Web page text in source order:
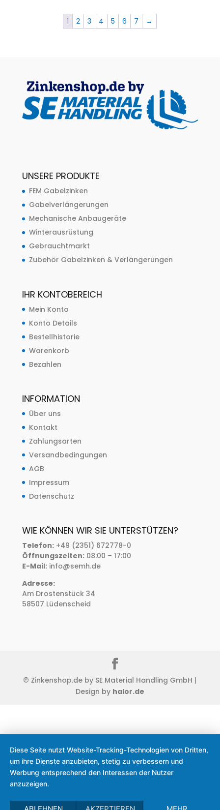
1 2 3 4 5 6 7 →
UNSERE PRODUKTE
FEM Gabelzinken
Gabelverlängerungen
Mechanische Anbaugeräte
Winterausrüstung
Gebrauchtmarkt
Zubehör Gabelzinken & Verlängerungen
IHR KONTOBEREICH
Mein Konto
Konto Details
Bestellhistorie
Warenkorb
Bezahlen
INFORMATION
Über uns
Kontakt
Zahlungsarten
Versandbedingungen
AGB
Impressum
Datenschutz
WIE KÖNNEN WIR SIE UNTERSTÜTZEN?
Telefon:+49 (2351) 672778-0
Öffnungszeiten:08:00 – 17:00
E-Mail:info@semh.de
Adresse:
Am Drostenstück 34
58507 Lüdenscheid
© Zinkenshop.de by SE Material Handling GmbH |
Design by halor.de
Diese Seite nutzt Website-Tracking-Technologien von Dritten,
um ihre Dienste anzubieten, stetig zu verbessern und
Werbung entsprechend den Interessen der Nutzer
anzuzeigen.